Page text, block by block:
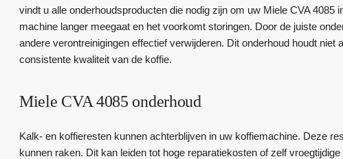
vindt u alle onderhoudsproducten die nodig zijn om uw Miele CVA
machine langer meegaat en het voorkomt storingen. Door de juiste
andere verontreinigingen effectief verwijderen. Dit onderhoud houdt
consistente kwaliteit van de koffie.
Miele CVA 4085 onderhoud
Kalk- en koffieresten kunnen achterblijven in uw koffiemachine. Deze
kunnen raken. Dit kan leiden tot hoge reparatiekosten of zelf